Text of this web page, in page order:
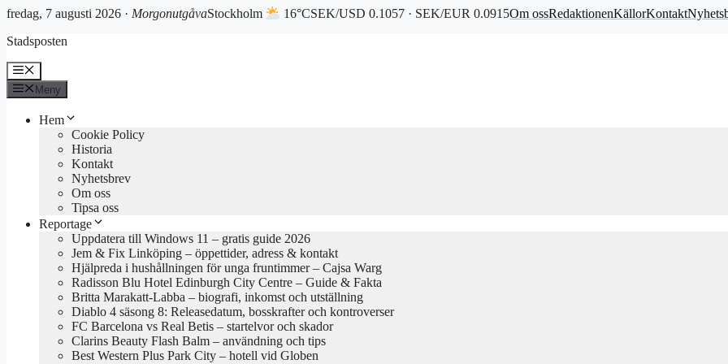
fredag, 7 augusti 2026 · MorgonutgåvaStockholm 16°CSEK/USD 0.1057 · SEK/EUR 0.0915Om ossRedaktionenKällorKontakt
till
Stadsposten
Meny
Meny
Hem
Cookie Policy
Historia
Kontakt
Nyhetsbrev
Om oss
Tipsa oss
Reportage
Uppdatera till Windows 11 – gratis guide 2026
Jem & Fix Linköping – öppettider, adress & kontakt
Hjälpreda i hushållningen för unga fruntimmer – Cajsa Warg
Radisson Blu Hotel Edinburgh City Centre – Guide & Fakta
Britta Marakatt-Labba – biografi, inkomst och utställning
Diablo 4 säsong 8: Releasedatum, bosskrafter och kontroverser
FC Barcelona vs Real Betis – startelvor och skador
Clarins Beauty Flash Balm – användning och tips
Best Western Plus Park City – hotell vid Globen